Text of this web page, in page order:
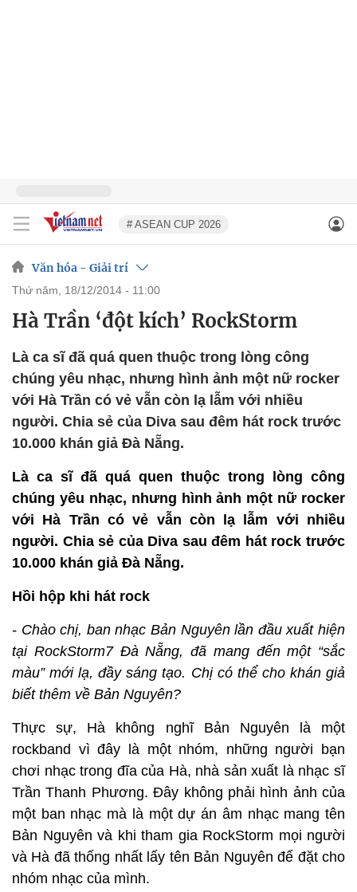
# ASEAN CUP 2026
Văn hóa - Giải trí
thứ năm, 18/12/2014 - 11:00
Hà Trần ‘đột kích’ RockStorm
Là ca sĩ đã quá quen thuộc trong lòng công
chúng yêu nhạc, nhưng hình ảnh một nữ rocker
với Hà Trần có vẻ vẫn còn lạ lẫm với nhiều
người. Chia sẻ của Diva sau đêm hát rock trước
10.000 khán giả Đà Nẵng.
Là ca sĩ đã quá quen thuộc trong lòng công
chúng yêu nhạc, nhưng hình ảnh một nữ rocker
với Hà Trần có vẻ vẫn còn lạ lẫm với nhiều
người. Chia sẻ của Diva sau đêm hát rock trước
10.000 khán giả Đà Nẵng.
Hồi hộp khi hát rock
- Chào chị, ban nhạc Bản Nguyên lần đầu xuất hiện
tại RockStorm7 Đà Nẵng, đã mang đến một “sắc
màu” mới lạ, đầy sáng tạo. Chị có thể cho khán giả
biết thêm về Bản Nguyên?
Thực sự, Hà không nghĩ Bản Nguyên là một
rockband vì đây là một nhóm, những người bạn
chơi nhạc trong đĩa của Hà, nhà sản xuất là nhạc sĩ
Trần Thanh Phương. Đây không phải hình ảnh của
một ban nhạc mà là một dự án âm nhạc mang tên
Bản Nguyên và khi tham gia RockStorm mọi người
và Hà đã thống nhất lấy tên Bản Nguyên để đặt cho
nhóm nhạc của mình.